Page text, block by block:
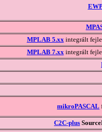
MPLAB 5.xxintegrált
MPLAB 7.xxintegrált
mikroPASCAL
C2C-plus